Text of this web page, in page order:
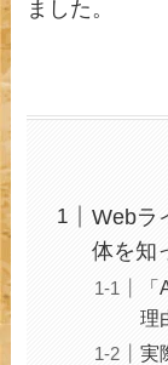
ました。
Webラ
体を知
理
実